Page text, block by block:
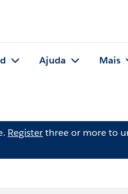
Ajuda Mais
Registerthree or more to